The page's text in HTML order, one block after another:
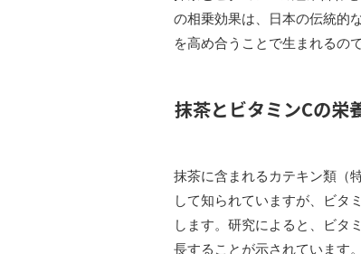
の相乗効果は、日本の伝統的
を高め合うことで生まれるので
抹茶とビタミンCの栄
抹茶に含まれるカテキン類（
して知られていますが、ビタ
します。研究によると、ビタ
長することが示されています。